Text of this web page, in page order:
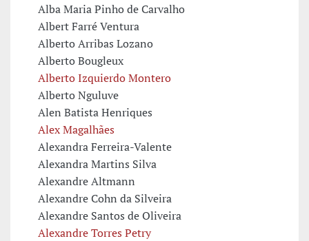
Alba Maria Pinho de Carvalho
Albert Farré Ventura
Alberto Arribas Lozano
Alberto Bougleux
Alberto Izquierdo Montero
Alberto Nguluve
Alen Batista Henriques
Alex Magalhães
Alexandra Ferreira-Valente
Alexandra Martins Silva
Alexandre Altmann
Alexandre Cohn da Silveira
Alexandre Santos de Oliveira
Alexandre Torres Petry